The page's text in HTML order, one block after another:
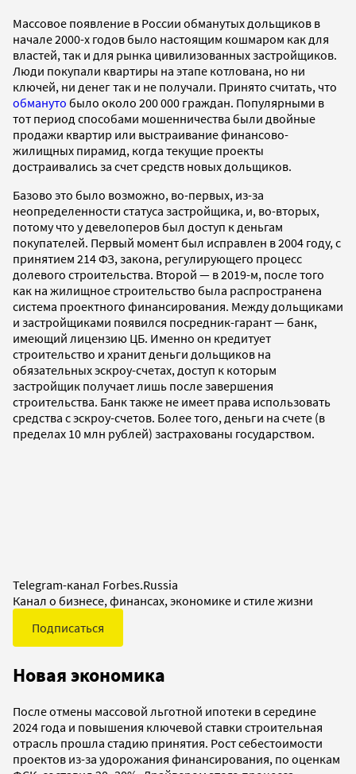
Массовое появление в России обманутых дольщиков в
начале 2000-х годов было настоящим кошмаром как для
властей, так и для рынка цивилизованных застройщиков.
Люди покупали квартиры на этапе котлована, но ни
ключей, ни денег так и не получали. Принято считать, что
обмануто было около 200 000 граждан. Популярными в
тот период способами мошенничества были двойные
продажи квартир или выстраивание финансово-
жилищных пирамид, когда текущие проекты
достраивались за счет средств новых дольщиков.
Базово это было возможно, во-первых, из-за
неопределенности статуса застройщика, и, во-вторых,
потому что у девелоперов был доступ к деньгам
покупателей. Первый момент был исправлен в 2004 году, с
принятием 214 ФЗ, закона, регулирующего процесс
долевого строительства. Второй — в 2019-м, после того
как на жилищное строительство была распространена
система проектного финансирования. Между дольщиками
и застройщиками появился посредник-гарант — банк,
имеющий лицензию ЦБ. Именно он кредитует
строительство и хранит деньги дольщиков на
обязательных эскроу-счетах, доступ к которым
застройщик получает лишь после завершения
строительства. Банк также не имеет права использовать
средства с эскроу-счетов. Более того, деньги на счете (в
пределах 10 млн рублей) застрахованы государством.
Telegram-канал Forbes.Russia
Канал о бизнесе, финансах, экономике и стиле жизни
Подписаться
Новая экономика
После отмены массовой льготной ипотеки в середине
2024 года и повышения ключевой ставки строительная
отрасль прошла стадию принятия. Рост себестоимости
проектов из-за удорожания финансирования, по оценкам